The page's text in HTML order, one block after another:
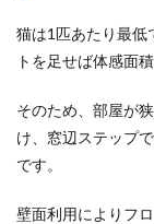
猫は1匹あたり最低
トを足せば体感面
そのため、部屋が
け、窓辺ステップ
です。
壁面利用によりフ